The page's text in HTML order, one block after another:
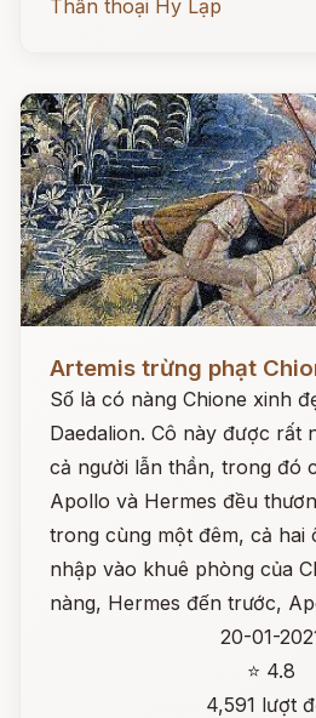
Thần thoại Hy Lạp
Artemis trừng phạt
Số là có nàng Chione xinh
Daedalion. Cô này được rất
cả người lẫn thần, trong đó
Apollo và Hermes đều
trong cùng một đêm, cả hai
nhập vào khuê phòng của
nàng, Hermes đến trước,
20-01-
⭐ 4.8
4,591 lượt